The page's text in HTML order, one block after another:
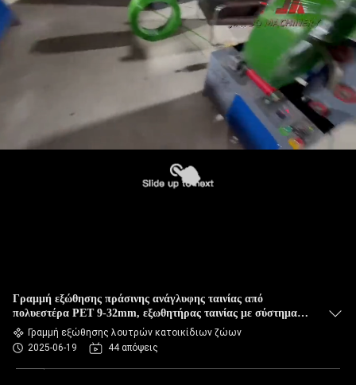
Γραμμή εξώθησης πράσινης ανάγλυφης ταινίας από
πολυεστέρα PET 9-32mm, εξωθητήρας ταινίας με σύστημα
ελέγχου PLC
Γραμμή εξώθησης λουτρών κατοικίδιων ζώων
2025-06-19
44 απόψεις